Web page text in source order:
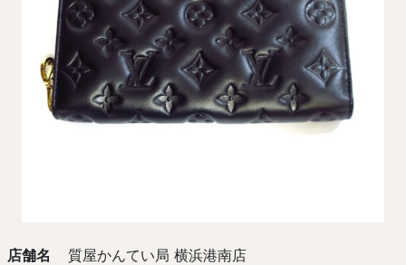
店舗名 質屋かんてい局 横浜港南店